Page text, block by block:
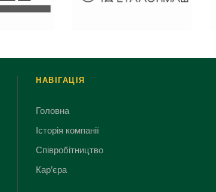
НАВІГАЦІЯ
Головна
Історія компанії
Співробітництво
Кар’єра